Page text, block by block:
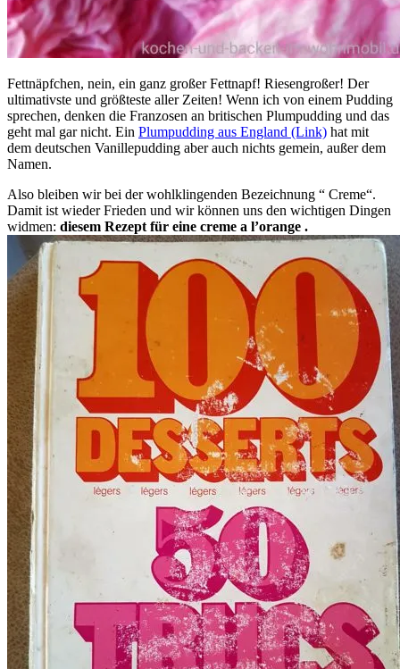
Fettnäpfchen, nein, ein ganz großer Fettnapf! Riesengroßer! Der
ultimativste und größteste aller Zeiten! Wenn ich von einem Pudding
sprechen, denken die Franzosen an britischen Plumpudding und das
geht mal gar nicht. Ein Plumpudding aus England (Link) hat mit
dem deutschen Vanillepudding aber auch nichts gemein, außer dem
Namen.
Also bleiben wir bei der wohlklingenden Bezeichnung “ Creme“.
Damit ist wieder Frieden und wir können uns den wichtigen Dingen
widmen: diesem Rezept für eine creme a l’orange .